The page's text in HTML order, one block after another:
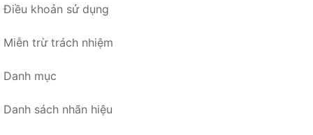
Điều khoản sử dụng
Miễn trừ trách nhiệm
Danh mục
Danh sách nhãn hiệu